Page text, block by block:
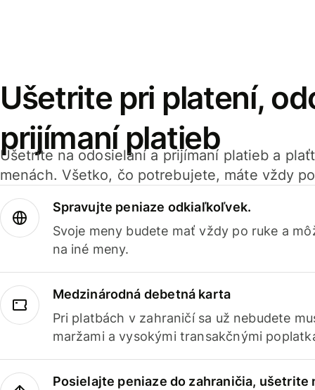
Ušetrite pri platení,
prijímaní platieb
Ušetrite na odosielaní a prijímaní platieb a
menách. Všetko, čo potrebujete, máte vždy
Spravujte peniaze odkiaľkoľvek.
Svoje meny budete mať vždy po ruke a
na iné meny.
Medzinárodná debetná karta
Pri platbách v zahraničí sa už nebudete
maržami a vysokými transakčnými
Posielajte peniaze do zahraničia, ušetrite